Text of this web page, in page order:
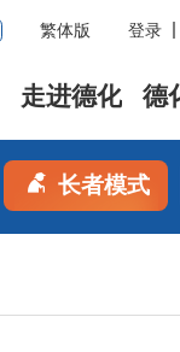
繁体版 登录
走进德化 德
长者模式